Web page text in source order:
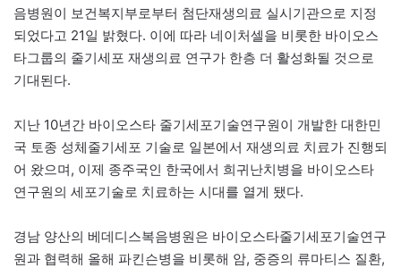
음병원이 보건복지부로부터 첨단재생의료 실시기관으로 지정
되었다고 21일 밝혔다. 이에 따라 네이처셀을 비롯한 바이오스
타그룹의 줄기세포 재생의료 연구가 한층 더 활성화될 것으로
기대된다.
지난 10년간 바이오스타 줄기세포기술연구원이 개발한 대한민
국 토종 성체줄기세포 기술로 일본에서 재생의료 치료가 진행되
어 왔으며, 이제 종주국인 한국에서 희귀난치병을 바이오스타
연구원의 세포기술로 치료하는 시대를 열게 됐다.
경남 양산의 베데디스복음병원은 바이오스타줄기세포기술연구
원과 협력해 올해 파킨슨병을 비롯해 암, 중증의 류마티스 질환,